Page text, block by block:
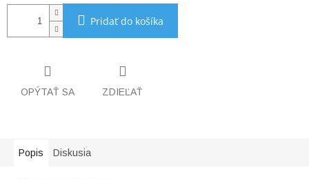
Pridať do košíka
OPÝTAŤ SA ZDIEĽAŤ
Popis Diskusia